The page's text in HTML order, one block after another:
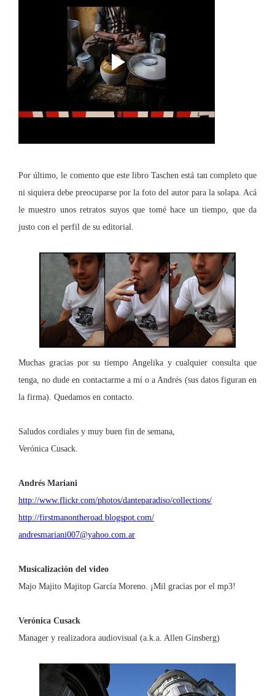
Por último, le comento que este libro Taschen está tan completo que
ni siquiera debe preocuparse por la foto del autor para la solapa. Acá
le muestro unos retratos suyos que tomé hace un tiempo, que da
justo con el perfil de su editorial.
Muchas gracias por su tiempo Angelika y cualquier consulta que
tenga, no dude en contactarme a mí o a Andrés (sus datos figuran en
la firma). Quedamos en contacto.
Saludos cordiales y muy buen fin de semana,
Verónica Cusack.
Andrés Mariani
http://www.flickr.com/photos/danteparadiso/collections/
http://firstmanontheroad.blogspot.com/
andresmariani007@yahoo.com.ar
Musicalización del video
Majo Majito Majitop García Moreno. ¡Mil gracias por el mp3!
Verónica Cusack
Manager y realizadora audiovisual (a.k.a. Allen Ginsberg)